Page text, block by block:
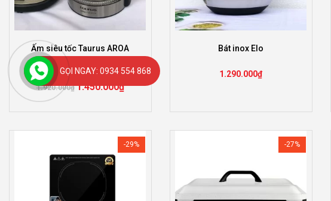
Ấm siêu tốc Taurus AROA
PREMIUM
1.920.000₫ 1.450.000₫
Bát inox Elo
1.290.000₫
-29% -27%
GỌI NGAY: 0934 554 868